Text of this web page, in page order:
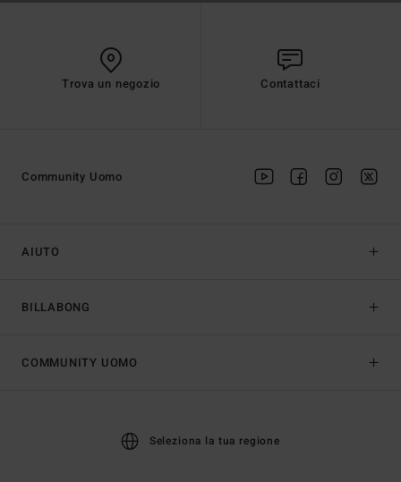
Trova un negozio Contattaci
AIUTO
BILLABONG
Community Uomo
COMMUNITY UOMO
Seleziona la tua regione